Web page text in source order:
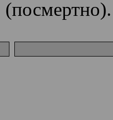
(посмертно).